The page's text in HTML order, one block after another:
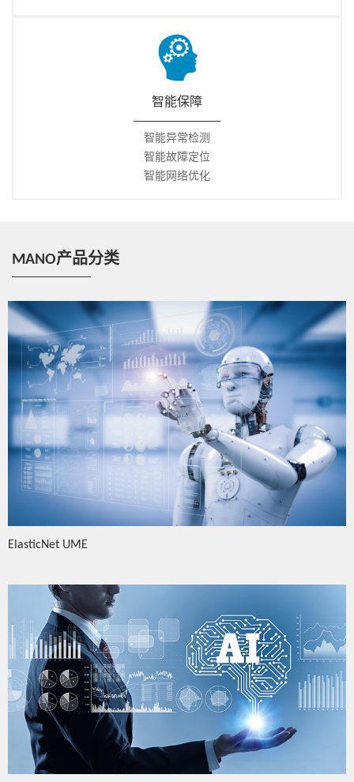
智能保障
智能异常检测
智能故障定位
智能网络优化
MANO产品分类
ElasticNet UME